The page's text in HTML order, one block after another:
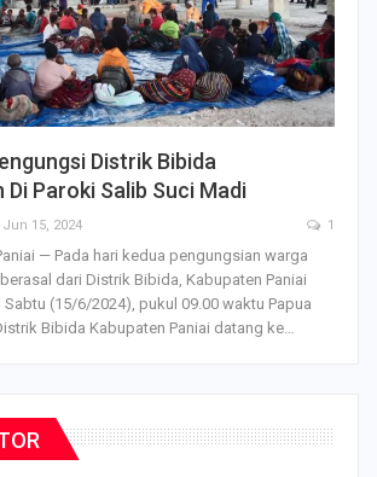
Distrik Bibida
Di Paroki Salib Suci Madi
Jun 15, 2024 1
— Pada hari kedua pengungsian warga
dari Distrik Bibida, Kabupaten Paniai
(15/6/2024), pukul 09.00 waktu Papua
Bibida Kabupaten Paniai datang ke…